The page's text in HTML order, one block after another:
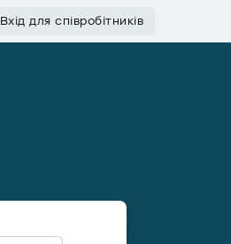
Вхід для співробітників